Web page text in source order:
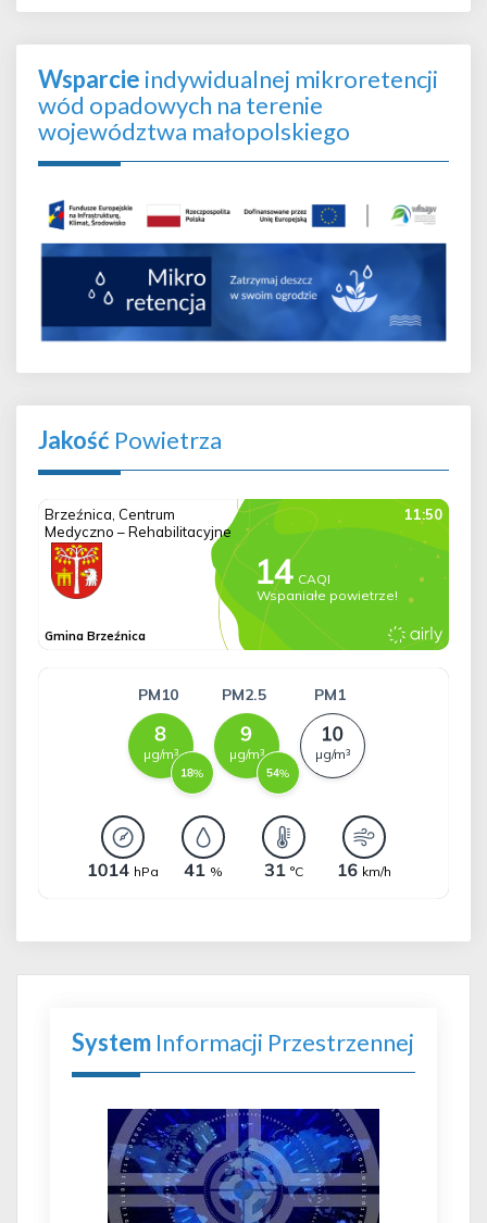
Wsparcie indywidualnej mikroretencji
wód opadowych na terenie
województwa małopolskiego
Jakość Powietrza
System Informacji Przestrzennej